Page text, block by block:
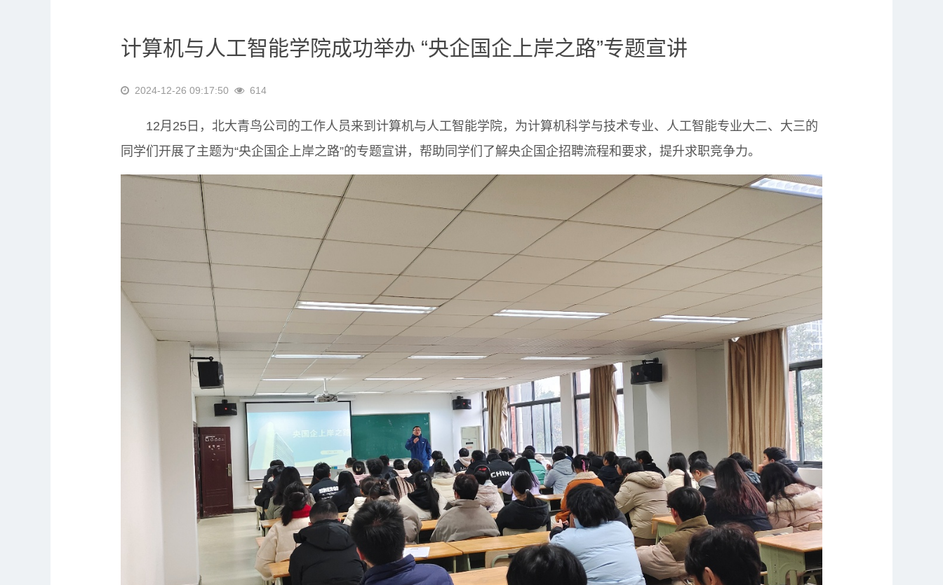
计算机与人工智能学院成功举办 “央企国企上岸之路”专题宣讲
2024-12-26 09:17:50 614
12月25日，北大青鸟公司的工作人员来到计算机与人工智能学院，为计算机科学与技术专业、人工智能专业大二、大三的
同学们开展了主题为“央企国企上岸之路”的专题宣讲，帮助同学们了解央企国企招聘流程和要求，提升求职竞争力。